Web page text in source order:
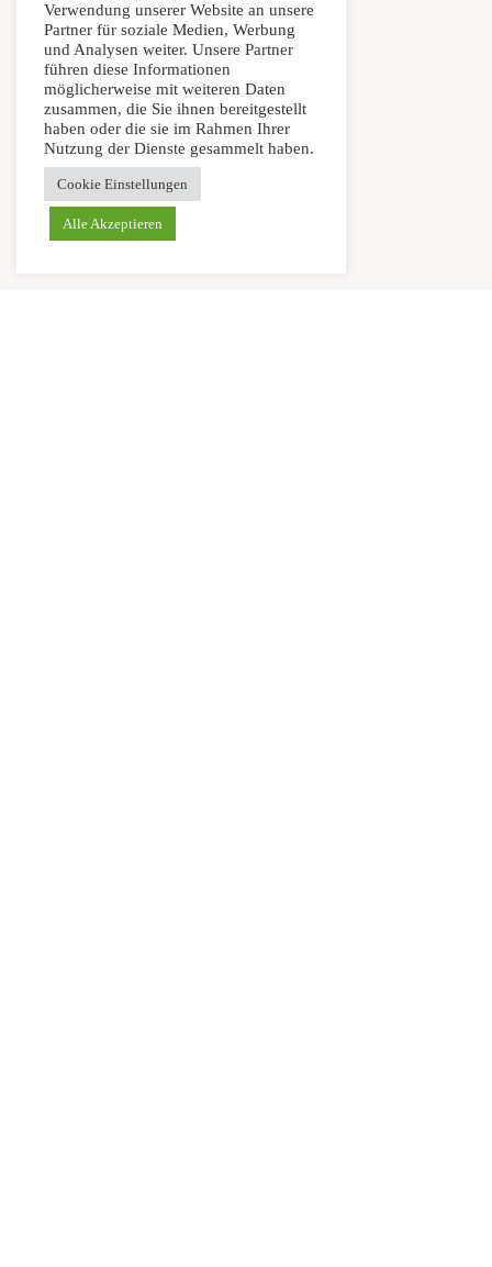
Verwendung unserer Website an unsere
Partner für soziale Medien, Werbung
und Analysen weiter. Unsere Partner
führen diese Informationen
möglicherweise mit weiteren Daten
zusammen, die Sie ihnen bereitgestellt
haben oder die sie im Rahmen Ihrer
Nutzung der Dienste gesammelt haben.
Cookie Einstellungen
Alle Akzeptieren